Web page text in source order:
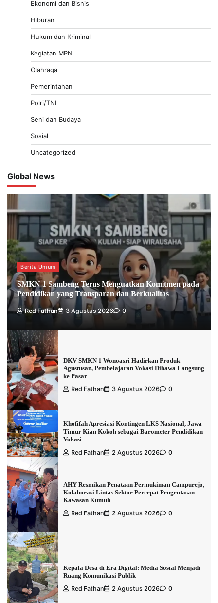
Ekonomi dan Bisnis
Hiburan
Hukum dan Kriminal
Kegiatan MPN
Olahraga
Pemerintahan
Polri/TNI
Seni dan Budaya
Sosial
Uncategorized
Global News
Berita Umum
SMKN 1 Sambeng Terus Menguatkan Komitmen pada
Pendidikan yang Transparan dan Berkualitas
Red Fathan 3 Agustus 2026 0
DKV SMKN 1 Wonoasri Hadirkan Produk
Agustusan, Pembelajaran Vokasi Dibawa Langsung
ke Pasar
Red Fathan
3 Agustus 2026 0
Khofifah Apresiasi Kontingen LKS Nasional, Jawa
Timur Kian Kokoh sebagai Barometer Pendidikan
Vokasi
Red Fathan
2 Agustus 2026 0
AHY Resmikan Penataan Permukiman Campurejo,
Kolaborasi Lintas Sektor Percepat Pengentasan
Kawasan Kumuh
Red Fathan
2 Agustus 2026 0
Kepala Desa di Era Digital: Media Sosial Menjadi
Ruang Komunikasi Publik
Red Fathan
2 Agustus 2026 0